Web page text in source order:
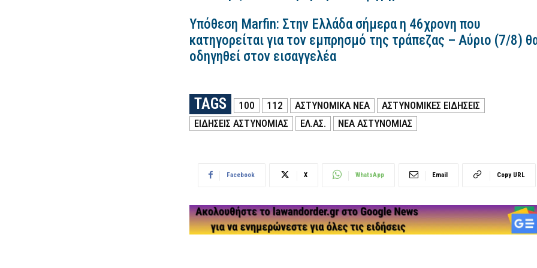
Υπόθεση Marfin: Στην Ελλάδα σήμερα η 46χρονη που
κατηγορείται για τον εμπρησμό της τράπεζας – Αύριο (7/8)
οδηγηθεί στον εισαγγελέα
TAGS 100 112 ΑΣΤΥΝΟΜΙΚΑ ΝΕΑ
ΑΣΤΥΝΟΜΙΚΕΣ ΕΙΔΗΣΕΙΣ
ΕΙΔΗΣΕΙΣ ΑΣΤΥΝΟΜΙΑΣ
ΕΛ.ΑΣ. ΝΕΑ ΑΣΤΥΝΟΜΙΑΣ
Facebook X WhatsApp Email Copy URL